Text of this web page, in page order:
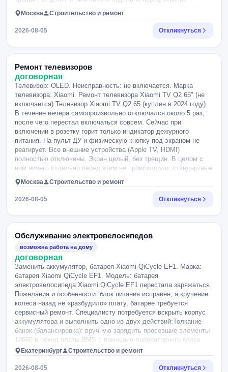
происходило, стандартные ситуации использования. До этого
на экране периодически плавали полосы и пятна.
Предположительно: отвал или выход из строя процессора,
либо проблемы в цепях питания процессора. Ищу мастера со
своим оборудованием. Прошу подсказать примерные
предварительные причины поломки и стоимость ремонта, срок
выполнения.
Москва Строительство и ремонт
2026-08-05 Откликнуться
Ремонт телевизоров
договорная
Телевизор: OLED. Неисправность: не включается. Марка
телевизора: Xiaomi. Ремонт телевизора Xiaomi TV Q2 65" (не
включается) Телевизор Xiaomi TV Q2 65 (куплен в 2024 году).
В течение вечера самопроизвольно отключался около 5 раз,
после чего перестал включаться совсем. Сейчас при
включении в розетку горит только индикатор дежурного
питания. На пульт ДУ и физическую кнопку под экраном не
реагирует. Все внешние устройства (Apple TV, HDMI)
полностью отключены. Экран целый, без трещин. В целом с
ним ничего отдельно перед этим не происходило, стандартные
ситуации использования. До этого на экране периодически
плавали полосы и пятна. Предположительно: отвал или выход
из строя процессора, либо проблемы в цепях питания
процессора. Ищу мастера со своим оборудованием. Прошу
подсказать примерные предварительные причины поломки и
стоимость ремонта, срок выполнения.
Москва Строительство и ремонт
2026-08-05 Откликнуться
Обслуживание электровелосипедов
возможна работа на дому
договорная
Заменить аккумулятор, батарея Xiaomi QiCycle EF1. Марка:
батарея Xiaomi QiCycle EF1. Модель: батарея
электровелосипеда Xiaomi QiCycle EF1 перестала заряжаться.
Пожелания и особенности: блок питания исправен, а кручение
колеса назад не «разбудило» плату, батарее требуется
сервисный ремонт. Специалисту потребуется вскрыть корпус
аккумулятора и выполнить одно из двух действий:Толкание
банок (балансировка): вручную зарядить просевшие элементы
18650 в обход платы BMS с помощью лабораторного блока
питания, пока общее напряжение сборки не поднимется выше
30-32 Вольт.Прошивка/Ремонт BMS: иногда контроллер
намертво зависает при сбоях (например, во время прерванного
Екатеринбург Строительство и ремонт
2026-08-05 Откликнуться